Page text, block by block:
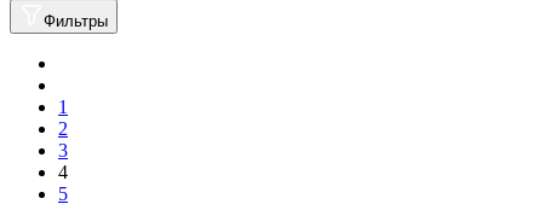
Фильтры
1
2
3
4
5